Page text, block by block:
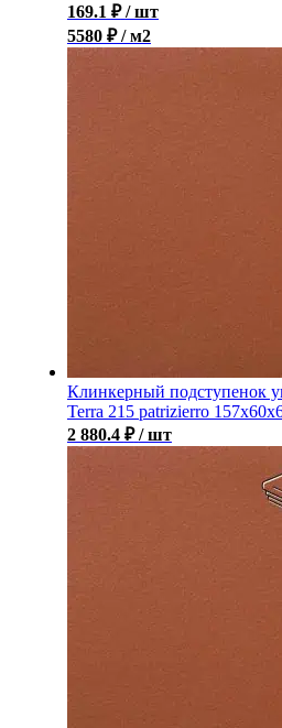
169.1 ₽ / шт
5580 ₽ / м2
Клинкерный подступенок
Terra 215 patrizierro
2 880.4 ₽ / шт